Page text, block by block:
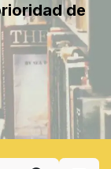
de